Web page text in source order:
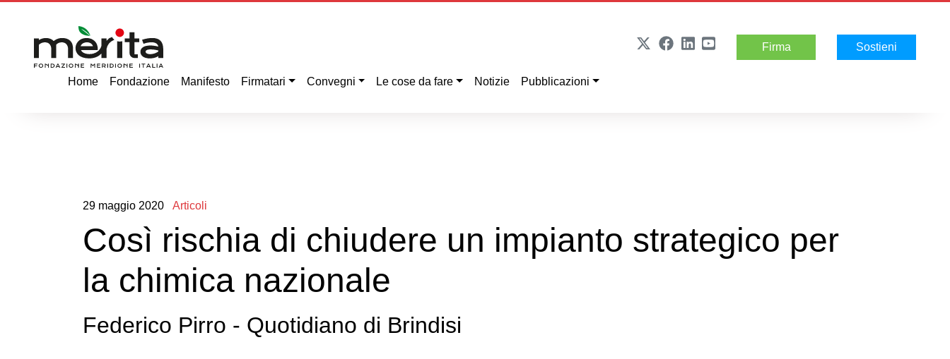
Firma Sostieni
Home Fondazione Manifesto Firmatari Convegni Le cose da fare Notizie Pubblicazioni
29 maggio 2020 Articoli
Così rischia di chiudere un impianto strategico per
la chimica nazionale
Federico Pirro - Quotidiano di Brindisi